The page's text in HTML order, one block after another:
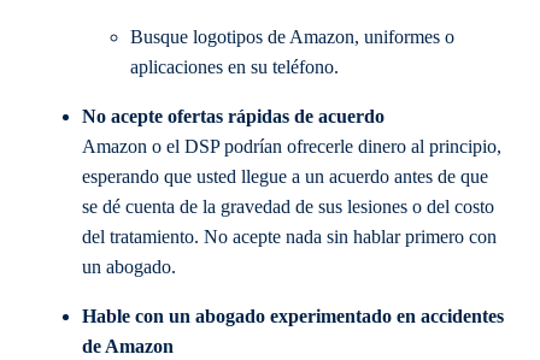
Busque logotipos de Amazon, uniformes o
aplicaciones en su teléfono.
No acepte ofertas rápidas de acuerdo
Amazon o el DSP podrían ofrecerle dinero al principio,
esperando que usted llegue a un acuerdo antes de que
se dé cuenta de la gravedad de sus lesiones o del costo
del tratamiento. No acepte nada sin hablar primero con
un abogado.
Hable con un abogado experimentado en accidentes
de Amazon